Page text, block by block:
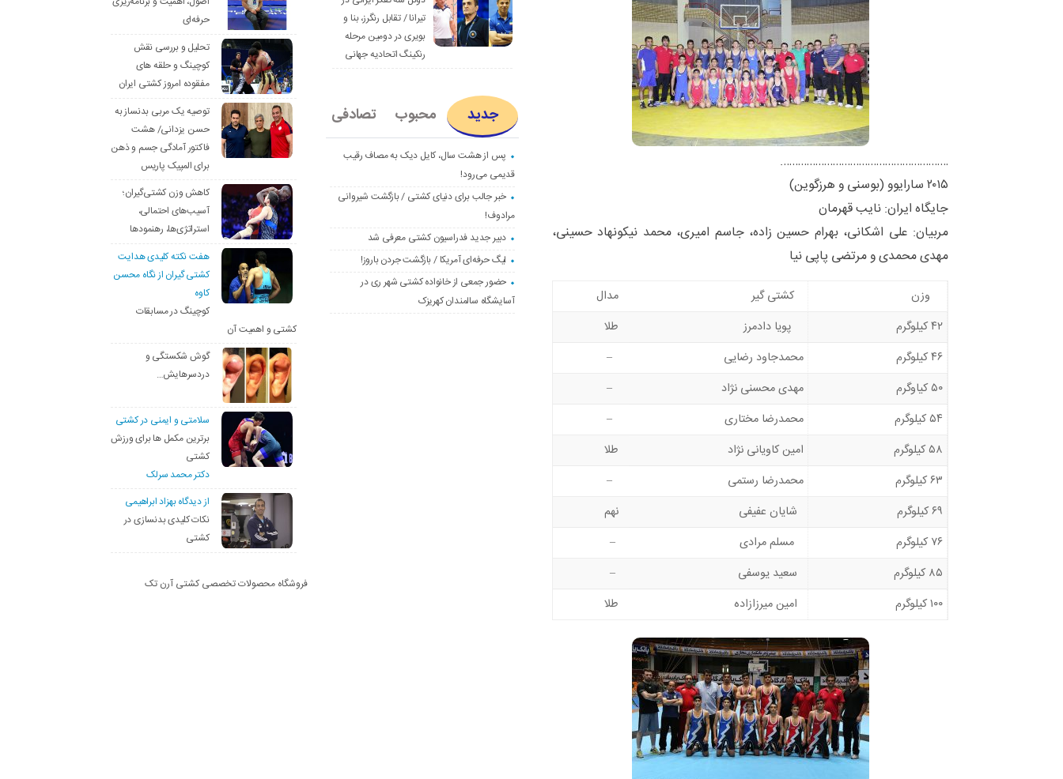
………………………………………………….
۲۰۱۵ سارایوو (بوسنی و هرزگوین)
جایگاه ایران: نایب قهرمان
مربیان: علی اشکانی، بهرام حسین زاده، جاسم امیری، محمد نیکونهاد حسینی،
مهدی محمدی و مرتضی پاپی نیا
وزن کشتی گیر
مدال
۴۲ کیلوگرم
پویا دادمرز
طلا
۴۶ کیلوگرم
محمدجاود رضایی
–
۵۰ کیاوگرم
مهدی محسنی نژاد
–
۵۴ کیلوگرم
محمدرضا مختاری
–
۵۸ کیلوگرم
امین کاویانی نژاد
طلا
۶۳ کیلوگرم
محمدرضا رستمی
–
۶۹ کیلوگرم
شایان عفیفی
نهم
۷۶ کیلوگرم
مسلم مرادی
–
۸۵ کیلوگرم
سعید یوسفی
–
۱۰۰ کیلوگرم
امین میرزازاده طلا
تیرانا / تقابل رنگرز، بنا و
بویری در دومین مرحله
رنکینگ اتحادیه جهانی
جدید محبوب تصادفی
پس از هشت سال، کایل دیک به مصاف رقیب
قدیمی می‌رود!
خبر جالب برای دنیای کشتی / بازگشت شیروانی
مرادوف!
دبیر جدید فدراسیون کشتی معرفی شد
لیگ حرفه‌ای آمریکا / بازگشت جردن باروز!
حضور جمعی از خانواده کشتی شهر ری در
آسایشگاه سالمندان کهریزک
حرفه‌ای
تحلیل و بررسی نقش
کوچینگ و حلقه های
مفقوده امروز کشتی ایران
توصیه یک مربی بدنساز به
حسن یزدانی/ هشت
فاکتور آمادگی جسم و ذهن
برای المپیک پاریس
کاهش وزن کشتی‌گیران؛
آسیب‌های احتمالی،
استراتژی‌ها، رهنمودها
هفت نکته کلیدی هدایت
کشتی گیران از نگاه محسن
کاوه
کوچینگ در مسابقات
کشتی و اهمیت آن
گوش شکستگی و
دردسرهایش…
سلامتی و ایمنی در کشتی
برترین مکمل ها برای ورزش
کشتی
دکتر محمد سرلک
از دیدگاه بهزاد ابراهیمی
نکات کلیدی بدنسازی در
کشتی
فروشگاه محصولات تخصصی کشتی آرن تک